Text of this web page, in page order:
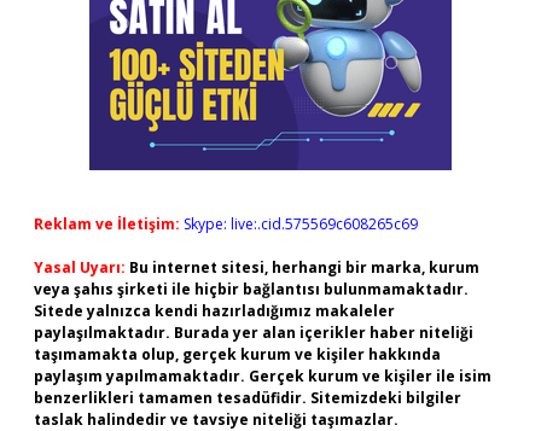
Reklam ve İletişim: Skype: live:.cid.575569c608265c69
Yasal Uyarı: Bu internet sitesi, herhangi bir marka, kurum
veya şahıs şirketi ile hiçbir bağlantısı bulunmamaktadır.
Sitede yalnızca kendi hazırladığımız makaleler
paylaşılmaktadır. Burada yer alan içerikler haber niteliği
taşımamakta olup, gerçek kurum ve kişiler hakkında
paylaşım yapılmamaktadır. Gerçek kurum ve kişiler ile isim
benzerlikleri tamamen tesadüfidir. Sitemizdeki bilgiler
taslak halindedir ve tavsiye niteliği taşımazlar.